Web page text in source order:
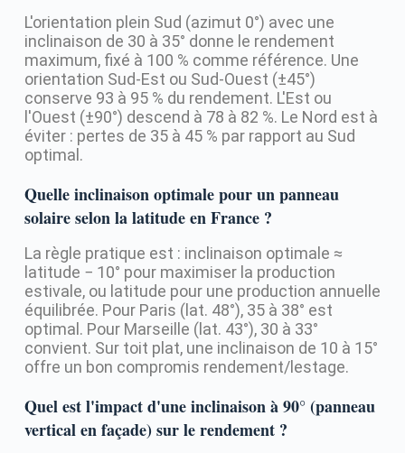
L'orientation plein Sud (azimut 0°) avec une
inclinaison de 30 à 35° donne le rendement
maximum, fixé à 100 % comme référence. Une
orientation Sud-Est ou Sud-Ouest (±45°)
conserve 93 à 95 % du rendement. L'Est ou
l'Ouest (±90°) descend à 78 à 82 %. Le Nord est à
éviter : pertes de 35 à 45 % par rapport au Sud
optimal.
Quelle inclinaison optimale pour un panneau
solaire selon la latitude en France ?
La règle pratique est : inclinaison optimale ≈
latitude − 10° pour maximiser la production
estivale, ou latitude pour une production annuelle
équilibrée. Pour Paris (lat. 48°), 35 à 38° est
optimal. Pour Marseille (lat. 43°), 30 à 33°
convient. Sur toit plat, une inclinaison de 10 à 15°
offre un bon compromis rendement/lestage.
Quel est l'impact d'une inclinaison à 90° (panneau
vertical en façade) sur le rendement ?